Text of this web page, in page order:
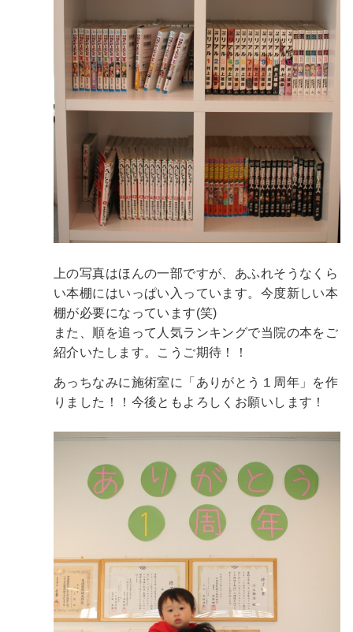
上の写真はほんの一部ですが、あふれそうなくら
い本棚にはいっぱい入っています。今度新しい本
棚が必要になっています(笑)
また、順を追って人気ランキングで当院の本をご
紹介いたします。こうご期待！！
あっちなみに施術室に「ありがとう１周年」を作
りました！！今後ともよろしくお願いします！